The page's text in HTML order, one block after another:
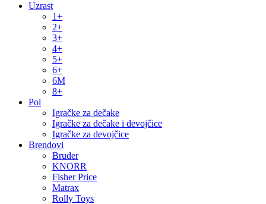
Uzrast
1+
2+
3+
4+
5+
6+
6M
8+
Pol
Igračke za dečake
Igračke za dečake i devojčice
Igračke za devojčice
Brendovi
Bruder
KNORR
Fisher Price
Matrax
Rolly Toys